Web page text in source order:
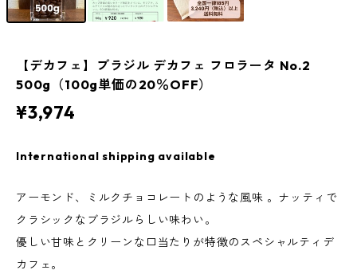
【デカフェ】ブラジル デカフェ フロラータ No.2
500g（100g単価の20％OFF）
¥3,974
International shipping available
アーモンド、ミルクチョコレートのような風味 。ナッティで
クラシックなブラジルらしい味わい。
優しい甘味とクリーンな口当たりが特徴のスペシャルティデ
カフェ。